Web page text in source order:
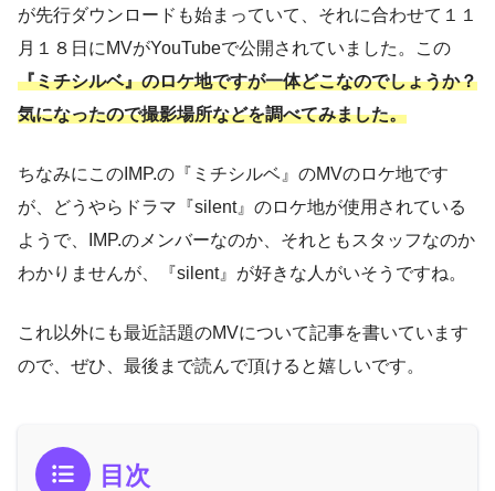
が先行ダウンロードも始まっていて、それに合わせて１１
月１８日にMVがYouTubeで公開されていました。この
『ミチシルベ』のロケ地ですが一体どこなのでしょうか？
気になったので撮影場所などを調べてみました。
ちなみにこのIMP.の『ミチシルベ』のMVのロケ地です
が、どうやらドラマ『silent』のロケ地が使用されている
ようで、IMP.のメンバーなのか、それともスタッフなのか
わかりませんが、『silent』が好きな人がいそうですね。
これ以外にも最近話題のMVについて記事を書いています
ので、ぜひ、最後まで読んで頂けると嬉しいです。
目次